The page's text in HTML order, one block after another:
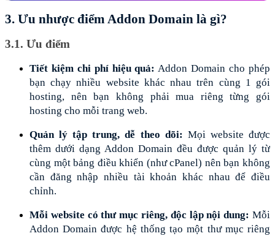
3. Ưu nhược điểm Addon Domain là gì?
3.1. Ưu điểm
Tiết kiệm chi phí hiệu quả: Addon Domain cho phép
bạn chạy nhiều website khác nhau trên cùng 1 gói
hosting, nên bạn không phải mua riêng từng gói
hosting cho mỗi trang web.
Quản lý tập trung, dễ theo dõi: Mọi website được
thêm dưới dạng Addon Domain đều được quản lý từ
cùng một bảng điều khiển (như cPanel) nên bạn không
cần đăng nhập nhiều tài khoản khác nhau để điều
chỉnh.
Mỗi website có thư mục riêng, độc lập nội dung: Mỗi
Addon Domain được hệ thống tạo một thư mục riêng